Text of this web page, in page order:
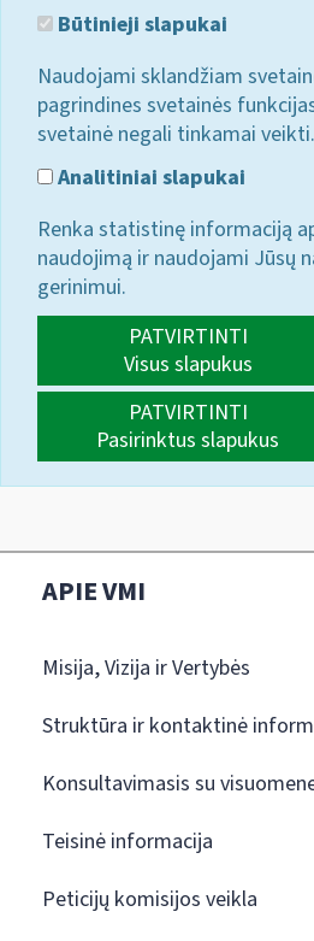
Būtinieji slapukai
Naudojami sklandžiam
pagrindines svetainės
svetainė negali tinkamai veikti.
Analitiniai slapukai
Renka statistinę informaciją
naudojimą ir naudojami Jūsų
gerinimui.
PATVIRTINTI
Visus slapukus
PATVIRTINTI
Pasirinktus slapukus
APIE VMI
Misija, Vizija ir Vertybės
Struktūra ir kontaktinė
Konsultavimasis su
Teisinė informacija
Peticijų komisijos veikla